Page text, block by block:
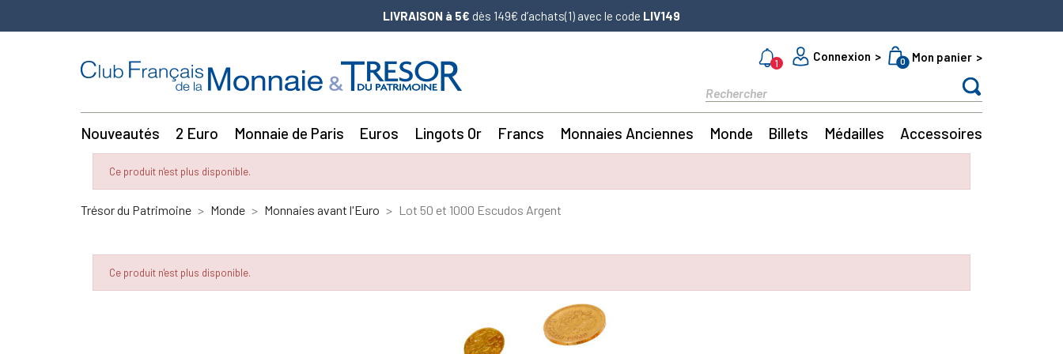
LIVRAISON à 5€ dès 149€ d’achats(1) avec le code LIV149
1
Connexion 0 Mon panier
Nouveautés 2 Euro Monnaie de Paris Euros Lingots Or Francs Monnaies Anciennes Monde Billets Médailles Accessoires
Ce produit n'est plus disponible.
Trésor du Patrimoine Monde Monnaies avant l'Euro Lot 50 et 1000 Escudos Argent
Ce produit n'est plus disponible.